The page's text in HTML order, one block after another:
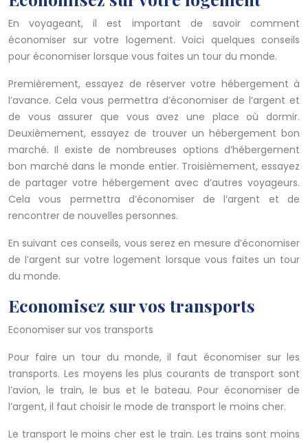
En voyageant, il est important de savoir comment
économiser sur votre logement. Voici quelques conseils
pour économiser lorsque vous faites un tour du monde.
Premièrement, essayez de réserver votre hébergement à
l’avance. Cela vous permettra d’économiser de l’argent et
de vous assurer que vous avez une place où dormir.
Deuxièmement, essayez de trouver un hébergement bon
marché. Il existe de nombreuses options d’hébergement
bon marché dans le monde entier. Troisièmement, essayez
de partager votre hébergement avec d’autres voyageurs.
Cela vous permettra d’économiser de l’argent et de
rencontrer de nouvelles personnes.
En suivant ces conseils, vous serez en mesure d’économiser
de l’argent sur votre logement lorsque vous faites un tour
du monde.
Economisez sur vos transports
Economiser sur vos transports
Pour faire un tour du monde, il faut économiser sur les
transports. Les moyens les plus courants de transport sont
l’avion, le train, le bus et le bateau. Pour économiser de
l’argent, il faut choisir le mode de transport le moins cher.
Le transport le moins cher est le train. Les trains sont moins